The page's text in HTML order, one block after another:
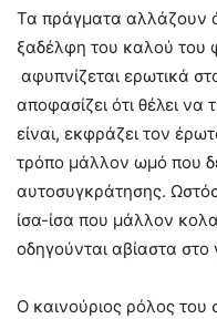
Τα πράγματα αλλάζουν
ξαδέλφη του καλού
αφυπνίζεται ερωτικά
αποφασίζει ότι θέλει
είναι, εκφράζει τον
τρόπο μάλλον ωμό που
αυτοσυγκράτησης.
ίσα-ίσα που μάλλον
οδηγούνται αβίαστα στο
Ο καινούριος ρόλος του